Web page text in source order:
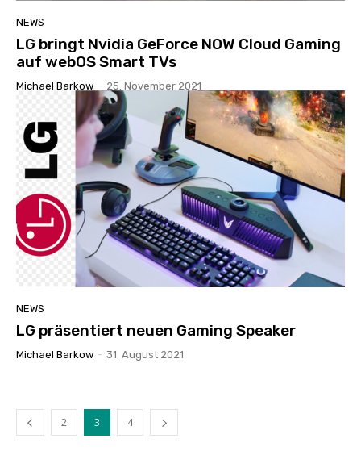
NEWS
LG bringt Nvidia GeForce NOW Cloud Gaming
auf webOS Smart TVs
Michael Barkow - 25. November 2021
NEWS
LG präsentiert neuen Gaming Speaker
Michael Barkow - 31. August 2021
2 3 4